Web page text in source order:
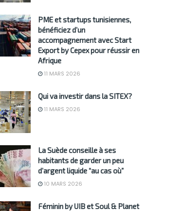
PME et startups tunisiennes,
bénéficiez d’un
accompagnement avec Start
Export by Cepex pour réussir en
Afrique
11 MARS 2026
Qui va investir dans la SITEX?
11 MARS 2026
La Suède conseille à ses
habitants de garder un peu
d’argent liquide “au cas où”
10 MARS 2026
Féminin by UIB et Soul & Planet